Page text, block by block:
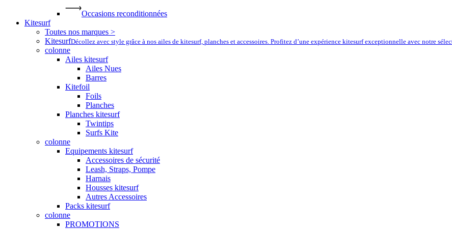
Occasions reconditionnées
Kitesurf
Toutes nos marques >
KitesurfDécollez avec style grâce à nos ailes de kitesurf, planches et accessoires. Profitez d’une expérience kitesurf exceptionnelle avec notre
colonne
Ailes kitesurf
Ailes Nues
Barres
Kitefoil
Foils
Planches
Planches kitesurf
Twintips
Surfs Kite
colonne
Equipements kitesurf
Accessoires de sécurité
Leash, Straps, Pompe
Harnais
Housses kitesurf
Autres Accessoires
Packs kitesurf
colonne
PROMOTIONS